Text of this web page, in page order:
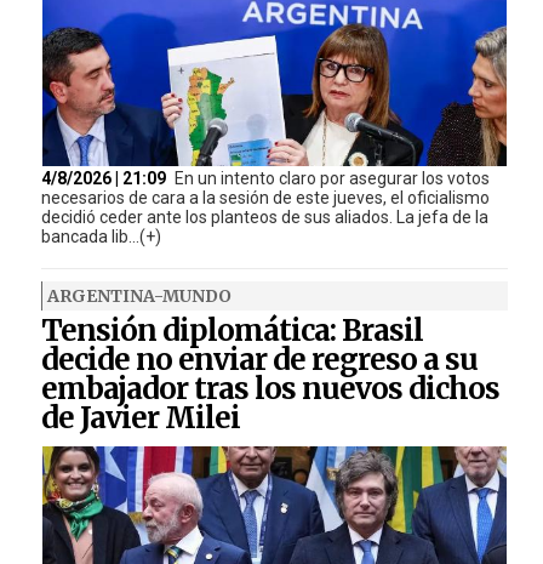
4/8/2026 | 21:09 En un intento claro por asegurar los votos
necesarios de cara a la sesión de este jueves, el oficialismo
decidió ceder ante los planteos de sus aliados. La jefa de la
bancada lib...(+)
ARGENTINA-MUNDO
Tensión diplomática: Brasil
decide no enviar de regreso a su
embajador tras los nuevos dichos
de Javier Milei